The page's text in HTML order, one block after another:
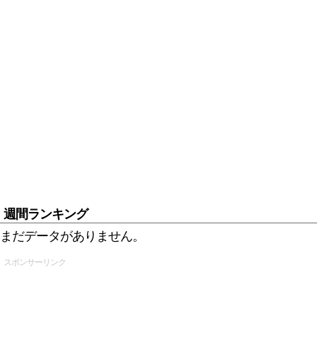
週間ランキング
まだデータがありません。
スポンサーリンク